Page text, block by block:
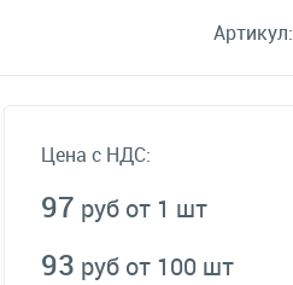
Артикул:
Цена с НДС:
97 руб от 1 шт
93 руб от 100 шт